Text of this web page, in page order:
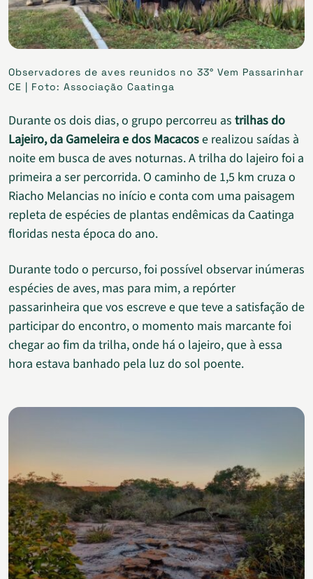
Observadores de aves reunidos no 33° Vem Passarinhar
CE | Foto: Associação Caatinga
Durante os dois dias, o grupo percorreu as trilhas do
Lajeiro, da Gameleira e dos Macacose realizou saídas à
noite em busca de aves noturnas. A trilha do lajeiro foi a
primeira a ser percorrida. O caminho de 1,5 km cruza o
Riacho Melancias no início e conta com uma paisagem
repleta deespécies de plantas endêmicas da Caatinga
floridas nesta época do ano.
Durante todo o percurso, foi possível observar inúmeras
espécies de aves, mas para mim, a repórter
passarinheira que vos escreve e que teve a satisfação de
participar do encontro, o momento mais marcante foi
chegar ao fim da trilha, onde há o lajeiro, que à essa
hora estava banhado pela luz do sol poente.